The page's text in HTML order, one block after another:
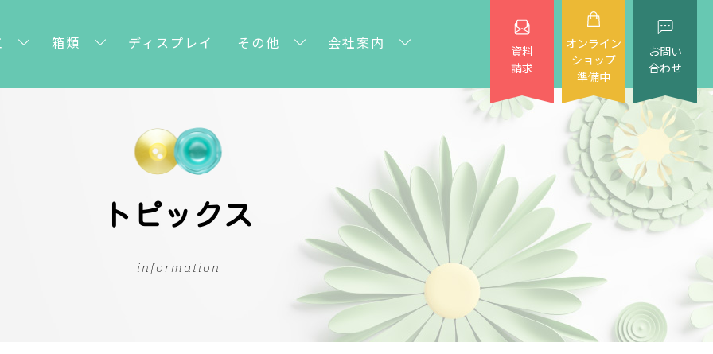
箱類 ディスプレイ その他 会社案内
資料
請求
オンライン
ショップ
準備中
お問い
合わせ
トピックス
information